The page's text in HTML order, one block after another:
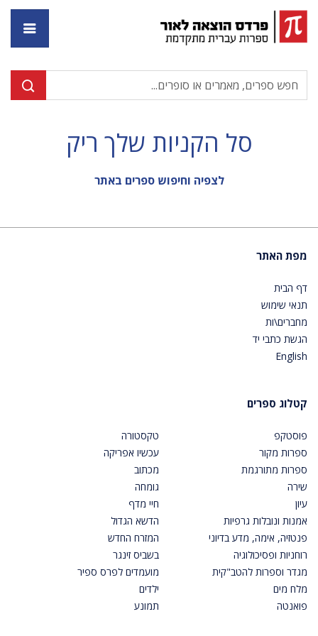
סל הקניות שלך ריק
לצפיה וחיפוש ספרים באתר
מפת האתר
דף הבית
תנאי שימוש
מחברים\ות
הגשת כתבי יד
English
קטלוג ספרים
פוסטקפ
ספרות מקור
ספרות מתורגמת
שירה
עיון
אמנות ונובלות גרפיות
פנטזיה, אימה, מדע בדיוני
רוחניות ופסיכולוגיה
מגדר וספרות להטב"קית
מלח מים
פואנטה
טקסטורה
עכשיו אפריקה
מכתוב
גומחה
חיי מדף
הדשא הגדול
המזרח החדש
בשביס זינגר
מועמדים לפרס ספיר
ילדים
תמונע